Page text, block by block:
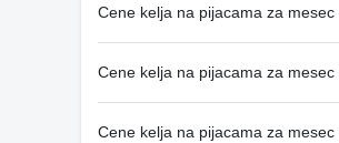
Cene kelja na pijacama za
Cene kelja na pijacama za
Cene kelja na pijacama za